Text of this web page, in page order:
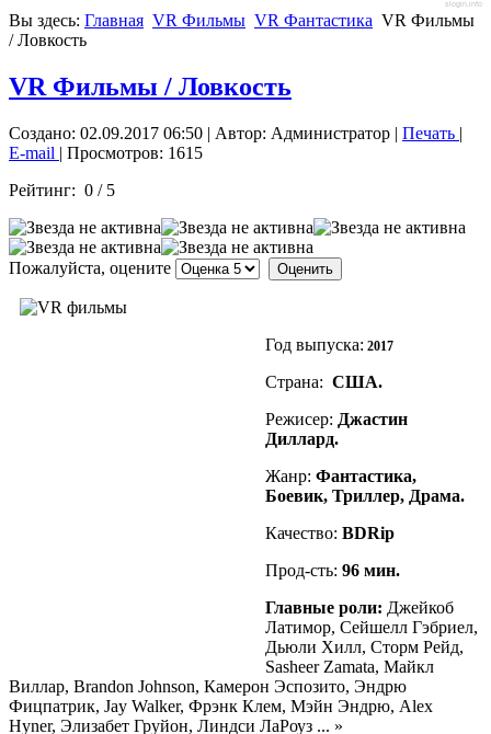
slogin.info
Вы здесь: Главная VR Фильмы VR Фантастика VR Фильмы
/ Ловкость
VR Фильмы / Ловкость
Создано: 02.09.2017 06:50 | Автор: Администратор | Печать |
E-mail | Просмотров: 1615
Рейтинг: 0 / 5
Пожалуйста, оцените
Год выпуска: 2017
Страна: США.
Режисер: Джастин
Диллард.
Жанр: Фантастика,
Боевик, Триллер, Драма.
Качество: BDRip
Прод-сть: 96 мин.
Главные роли: Джейкоб
Латимор, Сейшелл Гэбриел,
Дьюли Хилл, Сторм Рейд,
Sasheer Zamata, Майкл
Виллар, Brandon Johnson, Камерон Эспозито, Эндрю
Фицпатрик, Jay Walker, Фрэнк Клем, Мэйн Эндрю, Alex
Hyner, Элизабет Груйон, Линдси ЛаРоуз ... »